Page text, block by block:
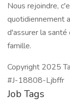
Nous rejoindre,
quotidiennement
d'assurer la
famille.
Copyright 2025
#J-18808-Ljbffr
Job Tags